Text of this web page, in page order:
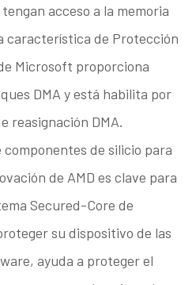
acceso a la memoria
característica de Protección
Microsoft proporciona
DMA y está habilita por
reasignación DMA.
de silicio para
de AMD es clave para
Secured-Core de
su dispositivo de las
ayuda a proteger el